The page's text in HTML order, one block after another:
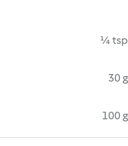
¼ tsp
30 g
100 g